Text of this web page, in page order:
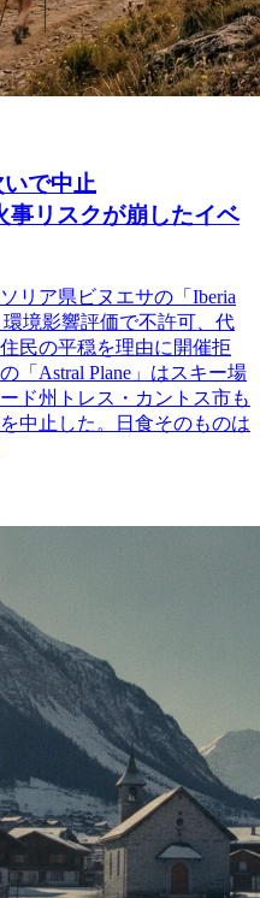
で中止
リスクが崩したイベ
リア県ビヌエサの「Iberia
環境影響評価で不許可、代
民の平穏を理由に開催拒
「Astral Plane」はスキー場
ド州トレス・カントス市も
中止した。日食そのものは